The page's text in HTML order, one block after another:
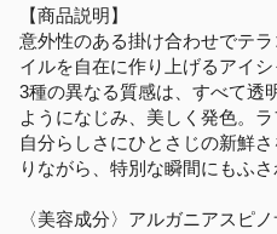
【商品説明】
意外性のある掛け合わせでテ
イルを自在に作り上げるアイシ
3種の異なる質感は、すべて透
ようになじみ、美しく発色。
自分らしさにひとさじの新鮮
りながら、特別な瞬間にもふさ
〈美容成分〉アルガニアスピ